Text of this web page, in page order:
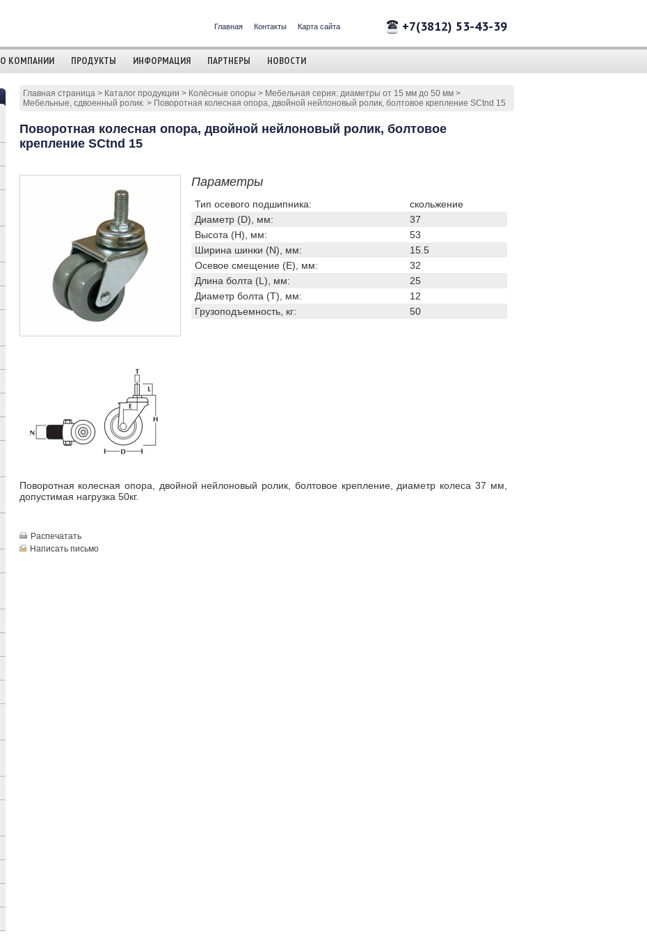
Главная Контакты Карта сайта +7(3812) 53-43-39
О КОМПАНИИ ПРОДУКТЫ ИНФОРМАЦИЯ ПАРТНЕРЫ НОВОСТИ
Главная страница> Каталог продукции > Колёсные опоры > Мебельная серия: диаметры от 15 мм до 50 мм>
Мебельные, сдвоенный ролик.> Поворотная колесная опора, двойной нейлоновый ролик, болтовое крепление SCtnd 15
Поворотная колесная опора, двойной нейлоновый ролик, болтовое
крепление SCtnd 15
Параметры
Тип осевого подшипника:
скольжение
Диаметр (D), мм:
37
Высота (H), мм:
53
Ширина шинки (N), мм:
15.5
Осевое смещение (E), мм:
32
Длина болта (L), мм:
25
Диаметр болта (T), мм:
12
Грузоподъемность, кг:
50
Поворотная колесная опора, двойной нейлоновый ролик, болтовое крепление, диаметр колеса 37 мм,
допустимая нагрузка 50кг.
Распечатать
Написать письмо